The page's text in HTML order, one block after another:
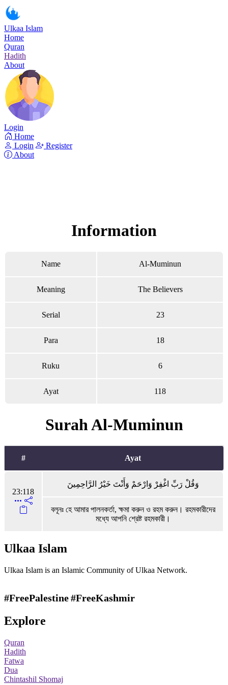
Ulkaa Islam
Home
Quran
Hadith
About
Login
Home
Login
Register
About
Information
Name Al-Muminun
Meaning The Believers
Serial 23
Para 18
Ruku 6
Ayat 118
Surah Al-Muminun
# Ayat
23:118
وَقُلْ رَبِّ اغْفِرْ وَارْحَمْ وَأَنْتَ خَيْرُ الرَّاحِمِينَ
বলূনঃ হে আমার পালনকর্তা, ক্ষমা করুন ও রহম করুন। রহমকারীদের
মধ্যে আপনি শ্রেষ্ট রহমকারী।
Ulkaa Islam
Ulkaa Islam is an Islamic Community of Ulkaa Network.
#FreePalestine#FreeKashmir
Explore
Quran
Hadith
Fatwa
Dua
Chintashil Shomaj